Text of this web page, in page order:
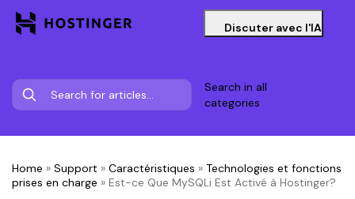
Discuter avec l'IA
Search in all
categories
Home » Support » Caractéristiques » Technologies et fonctions
prises en charge » Est-ce Que MySQLi Est Activé à Hostinger?